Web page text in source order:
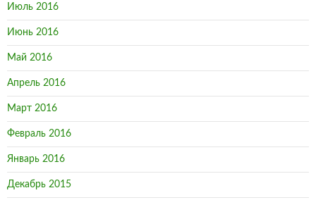
Июль 2016
Июнь 2016
Май 2016
Апрель 2016
Март 2016
Февраль 2016
Январь 2016
Декабрь 2015